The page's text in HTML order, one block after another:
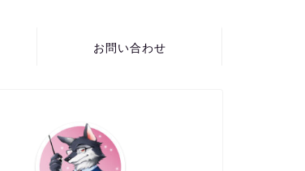
お問い合わせ